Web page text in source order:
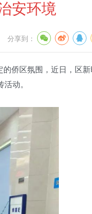
安环境
分享到：
侨区氛围，近日，区新
动。